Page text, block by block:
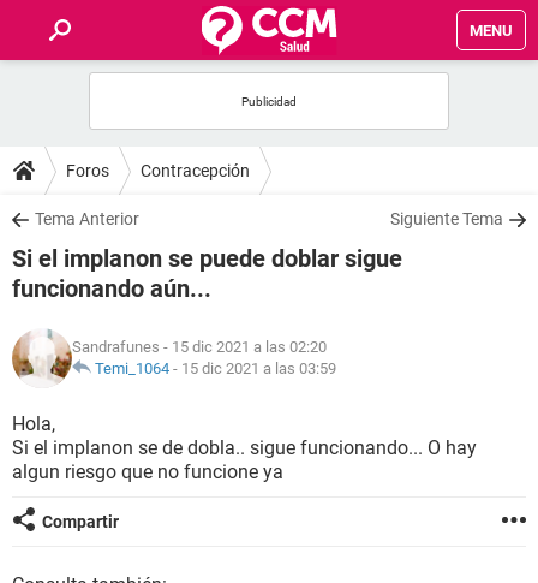
MENU
FOROS
SALUD
FAMILIA
NUTRICIÓN
SEXUALIDAD
GLOSARIO
Foros Contracepción
Tema Anterior Siguiente Tema
Si el implanon se puede doblar sigue
funcionando aún...
Sandrafunes - 15 dic 2021 a las 02:20
Temi_1064 - 15 dic 2021 a las 03:59
Hola,
Si el implanon se de dobla.. sigue funcionando... O hay
algun riesgo que no funcione ya
Compartir